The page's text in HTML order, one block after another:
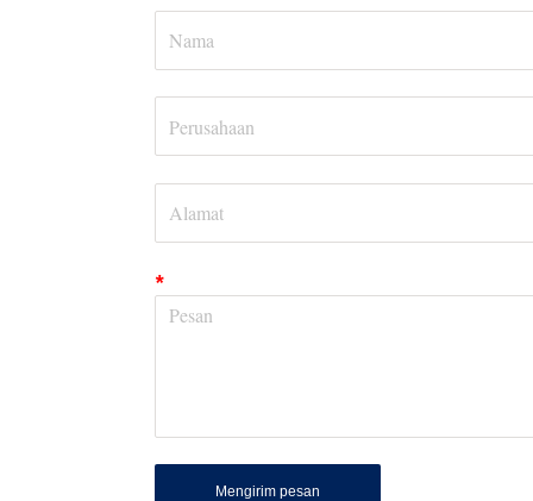
*
Mengirim pesan